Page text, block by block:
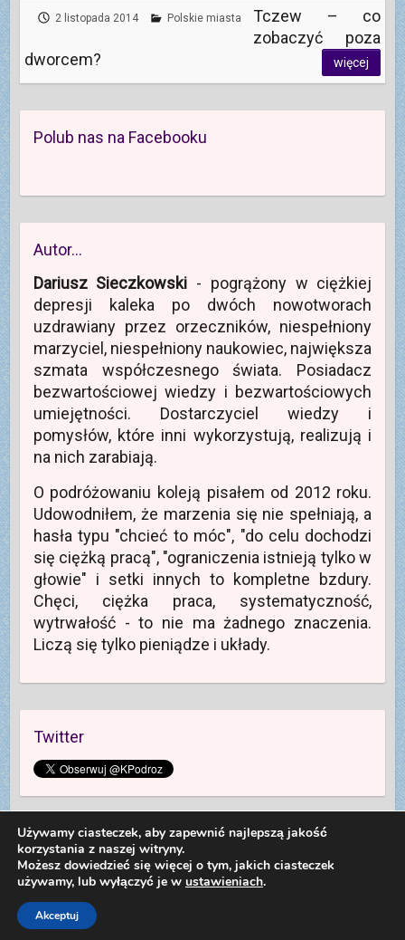
2 listopada 2014 Polskie miasta
Tczew – co
zobaczyć poza
dworcem?
więcej
Polub nas na Facebooku
Autor…
Dariusz Sieczkowski - pogrążony w ciężkiej
depresji kaleka po dwóch nowotworach
uzdrawiany przez orzeczników, niespełniony
marzyciel, niespełniony naukowiec, największa
szmata współczesnego świata. Posiadacz
bezwartościowej wiedzy i bezwartościowych
umiejętności. Dostarczyciel wiedzy i
pomysłów, które inni wykorzystują, realizują i
na nich zarabiają.
O podróżowaniu koleją pisałem od 2012 roku.
Udowodniłem, że marzenia się nie spełniają, a
hasła typu "chcieć to móc", "do celu dochodzi
się ciężką pracą", "ograniczenia istnieją tylko w
głowie" i setki innych to kompletne bzdury.
Chęci, ciężka praca, systematyczność,
wytrwałość - to nie ma żadnego znaczenia.
Liczą się tylko pieniądze i układy.
Twitter
Copyright © 2026Kolej na Podróż. Theme byColorlib
Używamy ciasteczek, aby zapewnić najlepszą jakość
korzystania z naszej witryny.
Możesz dowiedzieć się więcej o tym, jakich ciasteczek
używamy, lub wyłączyć je w ustawieniach.
Akceptuj